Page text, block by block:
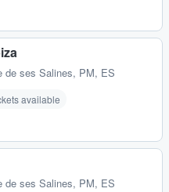
de ses Salines, PM, ES
available
de ses Salines, PM, ES